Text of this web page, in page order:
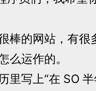
棒的网站，有很
么运作的。
里写上“在 SO